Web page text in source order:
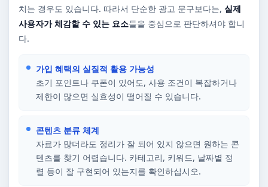
치는 경우도 있습니다. 따라서 단순한 광고 문구보다는, 실제
사용자가 체감할 수 있는 요소들을 중심으로 판단하셔야 합니
다.
가입 혜택의 실질적 활용 가능성
초기 포인트나 쿠폰이 있어도, 사용 조건이 복잡하거나
제한이 많으면 실효성이 떨어질 수 있습니다.
콘텐츠 분류 체계
자료가 많더라도 정리가 잘 되어 있지 않으면 원하는 콘
텐츠를 찾기 어렵습니다. 카테고리, 키워드, 날짜별 정
렬 등이 잘 구현되어 있는지를 확인하십시오.